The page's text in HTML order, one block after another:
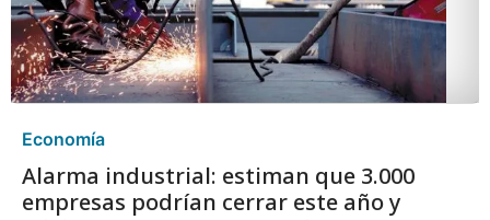
Economía
Alarma industrial: estiman que 3.000
empresas podrían cerrar este año y